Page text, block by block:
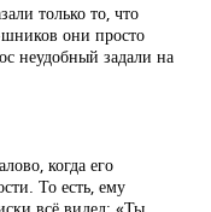
только то, что
они просто
неудобный задали на
когда его
То есть, ему